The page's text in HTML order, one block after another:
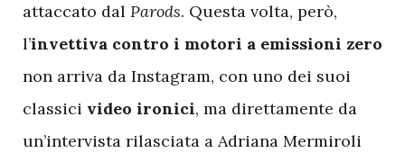
attaccato dal Parods. Questa volta, però,
l’invettiva contro i motori a emissioni zero
non arriva da Instagram, con uno dei suoi
classici video ironici, ma direttamente da
un’intervista rilasciata a Adriana Mermiroli